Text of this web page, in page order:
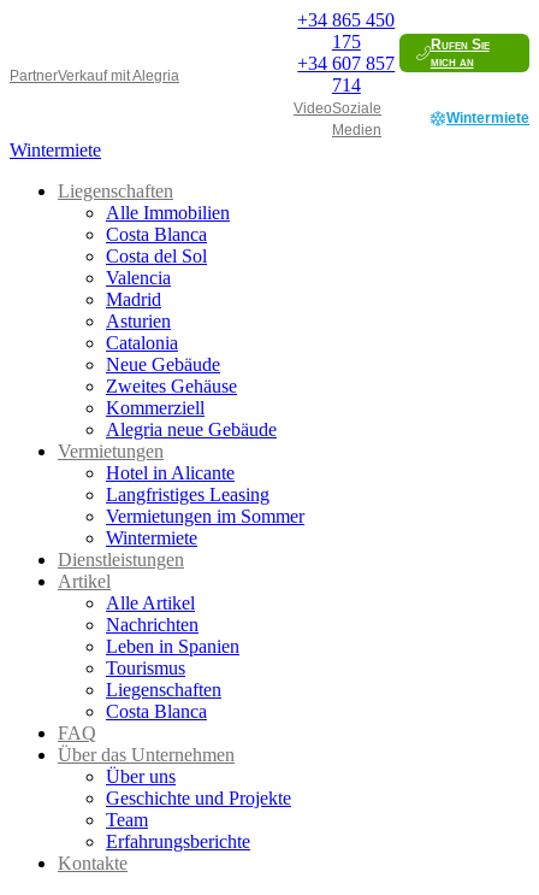
PartnerVerkauf mit Alegria
+34 865 450
175
+34 607 857
714
Rufen Sie
mich an
VideoSoziale
Medien
Wintermiete
Wintermiete
Liegenschaften
Alle Immobilien
Costa Blanca
Costa del Sol
Valencia
Madrid
Asturien
Catalonia
Neue Gebäude
Zweites Gehäuse
Kommerziell
Alegria neue Gebäude
Vermietungen
Hotel in Alicante
Langfristiges Leasing
Vermietungen im Sommer
Wintermiete
Dienstleistungen
Artikel
Alle Artikel
Nachrichten
Leben in Spanien
Tourismus
Liegenschaften
Costa Blanca
FAQ
Über das Unternehmen
Über uns
Geschichte und Projekte
Team
Erfahrungsberichte
Kontakte